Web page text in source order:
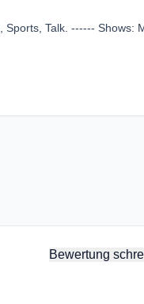
Sports, Talk. ------ Shows:
Bewertung